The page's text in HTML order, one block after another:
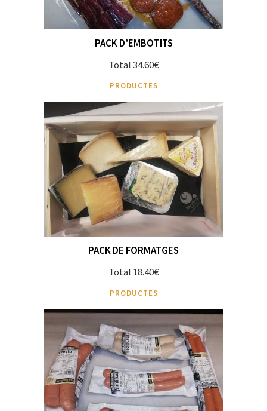
PACK D’EMBOTITS
Total 34.60€
PRODUCTES
PACK DE FORMATGES
Total 18.40€
PRODUCTES